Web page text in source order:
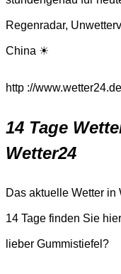
Regenradar,
China ☀
http ://
14 Tage
Wetter24
Das aktuelle Wetter in
14 Tage finden Sie
lieber Gummistiefel?